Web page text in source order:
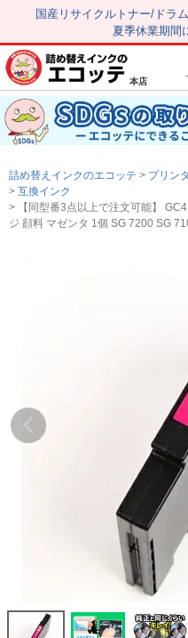
国産リサイクルトナー/ドラ
夏季休業期間
新規会員登録
トップページ
注文履歴
はじめての方へ
詰め替えインク
互換インクボトル
互換インクカートリッジ
再生インクカートリッジ
ご利用ガイド
本店
詰め替えインクのエコッテ プリン
互換インク
【同型番3点以上で注文可能】
ジ 顔料 マゼンタ 1個 SG 7200 SG